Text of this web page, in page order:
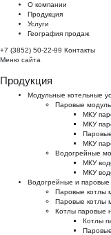
О компании
Продукция
Услуги
География продаж
+7 (3852) 50-22-99 Контакты
Меню сайта
Продукция
Модульные котельные
Паровые
МКУ
МКУ
МКУ
Водогрейные
МКУ
МКУ
Водогрейные и паровые
Паровые котлы
Паровые котлы
Котлы паровые
Котлы